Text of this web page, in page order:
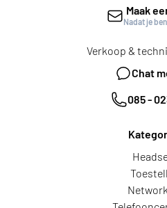
Maak
Nadat je
Verkoop &
Chat
085 -